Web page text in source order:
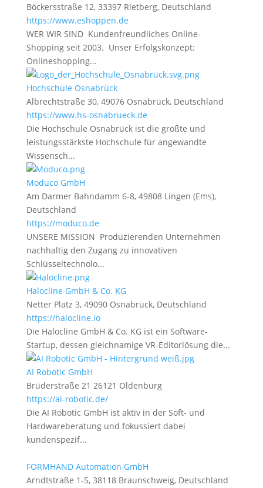
Böckersstraße 12, 33397 Rietberg, Deutschland
https://www.eshoppen.de
WER WIR SIND Kundenfreundliches Online-
Shopping seit 2003. Unser Erfolgskonzept:
Onlineshopping...
Hochschule Osnabrück
Albrechtstraße 30, 49076 Osnabrück, Deutschland
https://www.hs-osnabrueck.de
Die Hochschule Osnabrück ist die größte und
leistungsstärkste Hochschule für angewandte
Wissensch...
Moduco GmbH
Am Darmer Bahndamm 6-8, 49808 Lingen (Ems),
Deutschland
https://moduco.de
UNSERE MISSION Produzierenden Unternehmen
nachhaltig den Zugang zu innovativen
Schlüsseltechnolo...
Halocline GmbH & Co. KG
Netter Platz 3, 49090 Osnabrück, Deutschland
https://halocline.io
Die Halocline GmbH & Co. KG ist ein Software-
Startup, dessen gleichnamige VR-Editorlösung die...
AI Robotic GmbH
Brüderstraße 21 26121 Oldenburg
https://ai-robotic.de/
Die AI Robotic GmbH ist aktiv in der Soft- und
Hardwareberatung und fokussiert dabei
kundenspezif...
FORMHAND Automation GmbH
Arndtstraße 1-5, 38118 Braunschweig, Deutschland